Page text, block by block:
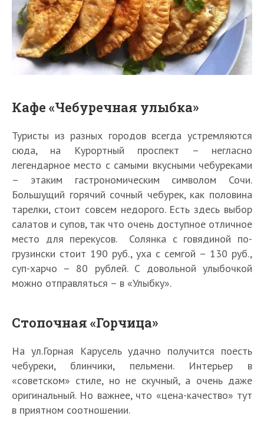
Кафе «Чебуречная улыбка»
Туристы из разных городов всегда устремляются
сюда, на Курортный проспект – негласно
легендарное место с самыми вкусными чебуреками
– этаким гастрономическим символом Сочи.
Большущий горячий сочный чебурек, как половина
тарелки, стоит совсем недорого. Есть здесь выбор
салатов и супов, так что очень доступное отличное
место для перекусов. Солянка с говядиной по-
грузински стоит 190 руб., уха с семгой – 130 руб.,
суп-харчо – 80 рублей. С довольной улыбочкой
можно отправляться – в «Улыбку».
Стопочная «Горчица»
На ул.Горная Карусель удачно получится поесть
чебуреки, блинчики, пельмени. Интерьер в
«советском» стиле, но не скучный, а очень даже
оригинальный. Но важнее, что «цена-качество» тут
в приятном соотношении.